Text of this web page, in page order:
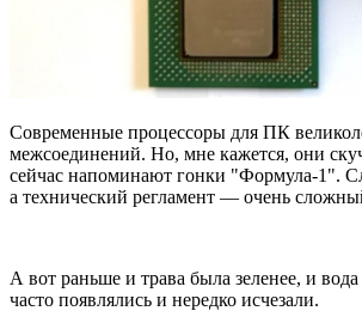
Современные процессоры для ПК
межсоединений. Но, мне кажется, они
сейчас напоминают гонки "Формула-1".
а технический регламент — очень
А вот раньше и трава была зеленее, и
часто появлялись и нередко исчезали.